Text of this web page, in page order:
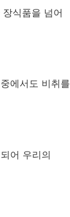
식품을 넘어
에서도 비취를
어 우리의